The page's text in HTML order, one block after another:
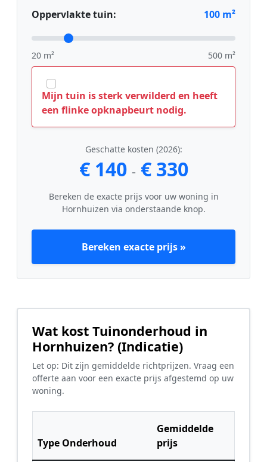
Oppervlakte tuin: 100 m²
20 m² 500 m²
Mijn tuin is sterk verwilderd en heeft
een flinke opknapbeurt nodig.
Geschatte kosten (2026):
€ 140 - € 330
Bereken de exacte prijs voor uw woning in
Hornhuizen via onderstaande knop.
Bereken exacte prijs »
Wat kost Tuinonderhoud in
Hornhuizen? (Indicatie)
Let op: Dit zijn gemiddelde richtprijzen. Vraag een
offerte aan voor een exacte prijs afgestemd op uw
woning.
Type Onderhoud
Gemiddelde
prijs